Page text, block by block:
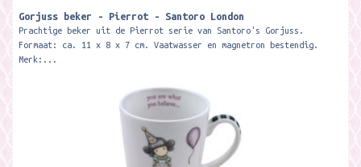
Gorjuss beker - Pierrot - Santoro London
Prachtige beker uit de Pierrot serie van Santoro's Gorjuss.
Formaat: ca. 11 x 8 x 7 cm. Vaatwasser en magnetron bestendig.
Merk:...